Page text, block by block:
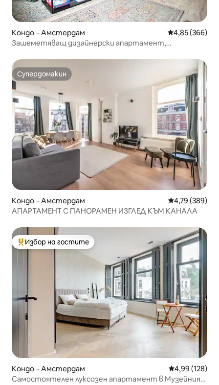
Кондо – Амстердам Средна
4,85 (366)
Зашеметяващ дизайнерски апартамент,
Супердомакин
Супердомакин
Кондо – Амстердам Средна
4,79 (389)
АПАРТАМЕНТ С ПАНОРАМЕН ИЗГЛЕД КЪМ КАНАЛА
Най-популярен избор на гостите
Избор на гостите
Кондо – Амстердам Средна
4,99 (128)
Самостоятелен луксозен апартамент в Музейния